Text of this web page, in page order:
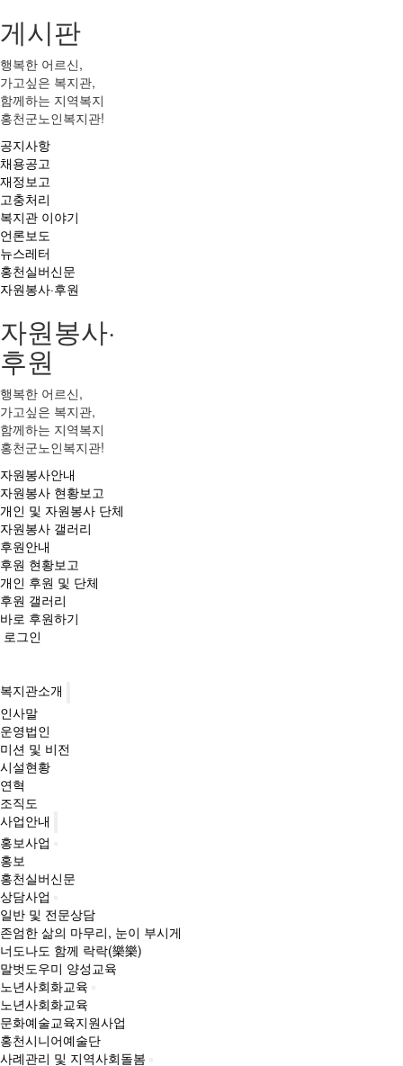
게시판
행복한 어르신,
가고싶은 복지관,
함께하는 지역복지
홍천군노인복지관!
공지사항
채용공고
재정보고
고충처리
복지관 이야기
언론보도
뉴스레터
홍천실버신문
자원봉사·후원
자원봉사·
후원
행복한 어르신,
가고싶은 복지관,
함께하는 지역복지
홍천군노인복지관!
자원봉사안내
자원봉사 현황보고
개인 및 자원봉사 단체
자원봉사 갤러리
후원안내
후원 현황보고
개인 후원 및 단체
후원 갤러리
바로 후원하기
로그인
복지관소개
인사말
운영법인
미션 및 비전
시설현황
연혁
조직도
사업안내
홍보사업
홍보
홍천실버신문
상담사업
일반 및 전문상담
존엄한 삶의 마무리, 눈이 부시게
너도나도 함께 락락(樂樂)
말벗도우미 양성교육
노년사회화교육
노년사회화교육
문화예술교육지원사업
홍천시니어예술단
사례관리 및 지역사회돌봄